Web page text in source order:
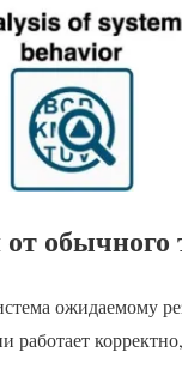
обычного
ожидаемому
работает